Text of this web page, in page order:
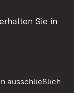
Sie in
ausschließlich